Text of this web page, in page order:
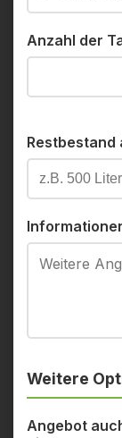
Anzahl der
Restbestand
Weitere
Angebot